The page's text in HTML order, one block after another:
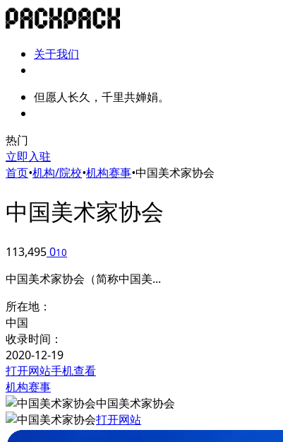
关于我们
但愿人长久，千里共婵娟。
热门
立即入驻
首页•机构/院校•机构赛事•中国美术家协会
中国美术家协会
113,495010
中国美术家协会（简称中国美...
所在地：
中国
收录时间：
2020-12-19
打开网站手机查看
机构赛事
中国美术家协会
打开网站